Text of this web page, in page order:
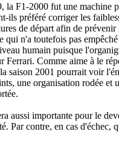
la F1-2000 fut une machine
ils préféré corriger les
de départ afin de
qui n'a toutefois pas
humain puisque
Ferrari. Comme aime à le
saison 2001 pourrait voir
une organisation rodée
aussi importante pour le
Par contre, en cas